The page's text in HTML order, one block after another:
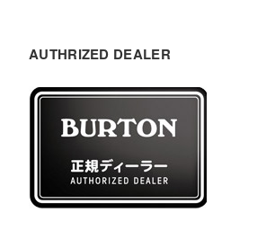
AUTHRIZED DEALER